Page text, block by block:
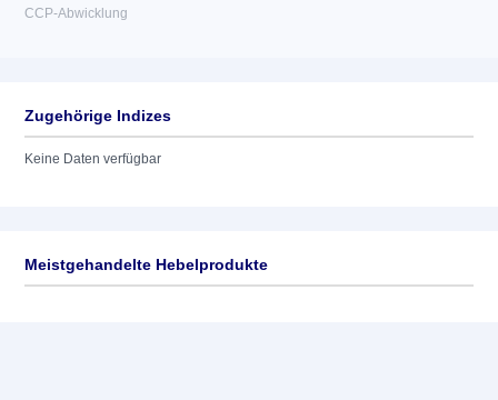
CCP-Abwicklung
Zugehörige Indizes
Keine Daten verfügbar
Meistgehandelte Hebelprodukte